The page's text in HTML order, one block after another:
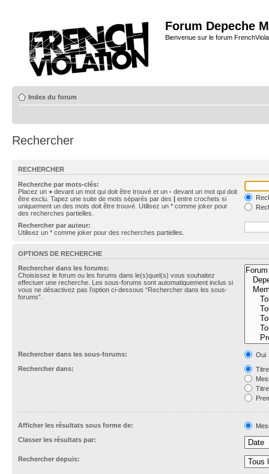
Forum Depeche
Bienvenue sur le forum
Index du forum
Rechercher
RECHERCHER
Recherche par mots-clés:
Placez un + devant un mot qui doit être trouvé et un - devant un mot qui doit
être exclu. Tapez une suite de mots séparés par des | entre crochets si
uniquement un des mots doit être trouvé. Utilisez un * comme joker pour
des recherches partielles.
Rechercher par auteur:
Utilisez un * comme joker pour des recherches partielles.
OPTIONS DE RECHERCHE
Rechercher dans les forums:
Choisissez le forum ou les forums dans le(s)quel(s) vous souhaitez
effectuer une recherche. Les sous-forums sont automatiquement inclus si
vous ne désactivez pas l’option ci-dessous “Rechercher dans les sous-
forums”.
Rechercher dans les sous-forums:
Oui
Rechercher dans:
Afficher les résultats sous forme de:
Classer les résultats par:
Rechercher depuis: